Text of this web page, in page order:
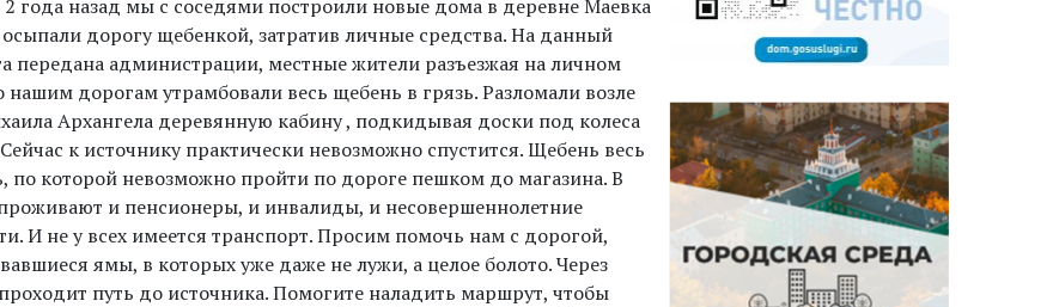
года назад мы с соседями построили новые дома в деревне Маевка
осыпали дорогу щебенкой, затратив личные средства. На данный
передана администрации, местные жители разъезжая на личном
нашим дорогам утрамбовали весь щебень в грязь. Разломали возле
Архангела деревянную кабину , подкидывая доски под колеса
к источнику практически невозможно спустится. Щебень весь
по которой невозможно пройти по дороге пешком до магазина. В
и пенсионеры, и инвалиды, и несовершеннолетние
И не у всех имеется транспорт. Просим помочь нам с дорогой,
ямы, в которых уже даже не лужи, а целое болото. Через
путь до источника. Помогите наладить маршрут, чтобы